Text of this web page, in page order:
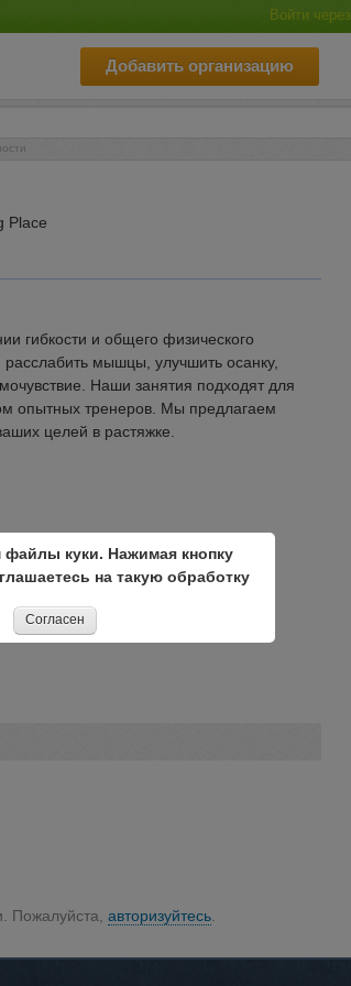
Войти через
Добавить организацию
Place
гибкости и общего физического
мышцы, улучшить осанку,
Наши занятия подходят для
опытных тренеров. Мы предлагаем
целей в растяжке.
Пожалуйста, авторизуйтесь.
куки. Нажимая кнопку
на такую обработку
Согласен